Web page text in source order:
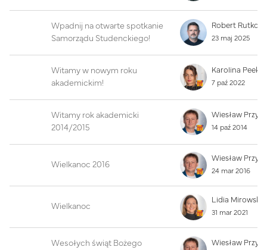
Wpadnij na otwarte spotkanie
Samorządu Studenckiego!
23 maj 2025
Witamy w nowym roku
akademickim!
Karolina Peek
7 paź 2022
Witamy rok akademicki
2014/2015
Wiesław
14 paź 2014
Wielkanoc 2016
Wiesław
24 mar 2016
Wielkanoc
31 mar 2021
Wesołych świąt Bożego Wiesław